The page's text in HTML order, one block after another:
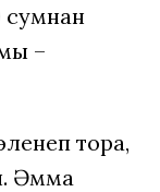
сумнан
–
тора,
Әмма